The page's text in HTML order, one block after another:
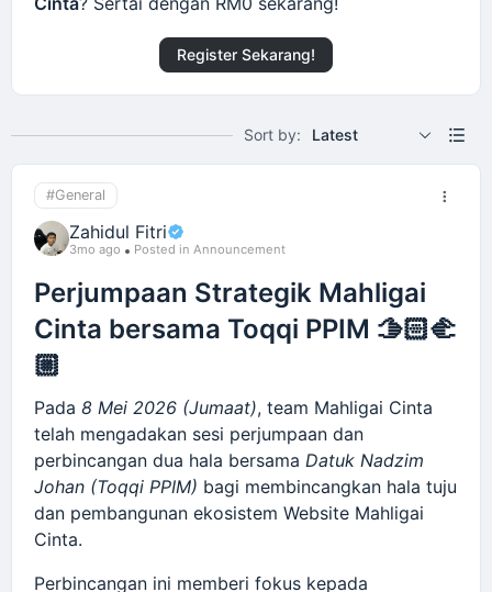
Register Sekarang!
Sort by: Latest
#General
Zahidul Fitri
3mo ago Posted in Announcement
Perjumpaan Strategik Mahligai
Cinta bersama Toqqi PPIM 🫱🏻‍🫲
🏼
Pada 8 Mei 2026 (Jumaat), team Mahligai Cinta
telah mengadakan sesi perjumpaan dan
perbincangan dua hala bersama Datuk Nadzim
Johan (Toqqi PPIM) bagi membincangkan hala tuju
dan pembangunan ekosistem Website Mahligai
Cinta.
Perbincangan ini memberi fokus kepada